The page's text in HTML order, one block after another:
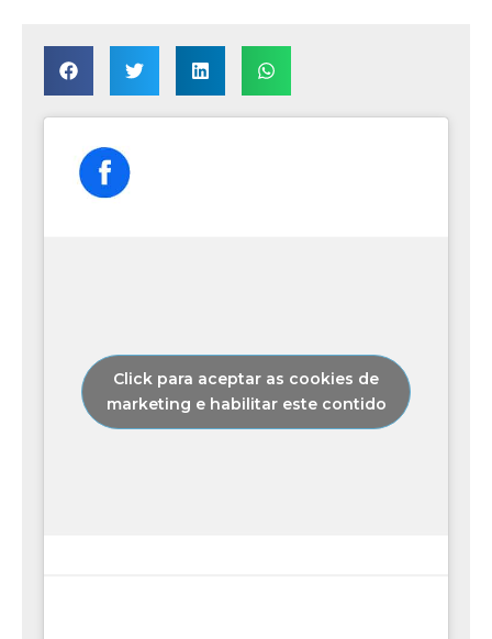
Click para aceptar as cookies de
marketing e habilitar este contido